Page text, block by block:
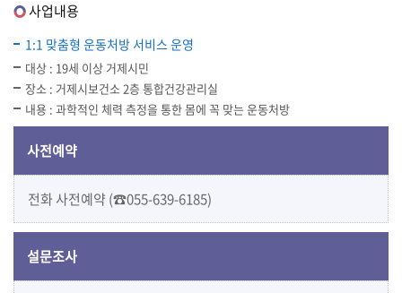
사업내용
1:1 맞춤형 운동처방 서비스 운영
대상 : 19세 이상 거제시민
장소 : 거제시보건소 2층 통합건강관리실
내용 : 과학적인 체력 측정을 통한 몸에 꼭 맞는 운동처방
사전예약
전화 사전예약 (☎055-639-6185)
설문조사